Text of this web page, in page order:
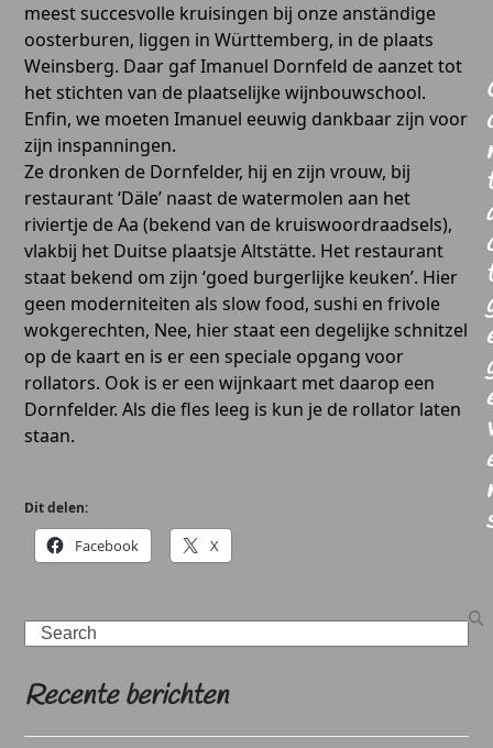
meest succesvolle kruisingen bij onze anständige
oosterburen, liggen in Württemberg, in de plaats
Weinsberg. Daar gaf Imanuel Dornfeld de aanzet tot
het stichten van de plaatselijke wijnbouwschool.
Enfin, we moeten Imanuel eeuwig dankbaar zijn voor
zijn inspanningen.
Ze dronken de Dornfelder, hij en zijn vrouw, bij
restaurant ‘Däle’ naast de watermolen aan het
riviertje de Aa (bekend van de kruiswoordraadsels),
vlakbij het Duitse plaatsje Altstätte. Het restaurant
staat bekend om zijn ‘goed burgerlijke keuken’. Hier
geen moderniteiten als slow food, sushi en frivole
wokgerechten, Nee, hier staat een degelijke schnitzel
op de kaart en is er een speciale opgang voor
rollators. Ook is er een wijnkaart met daarop een
Dornfelder. Als die fles leeg is kun je de rollator laten
staan.
Dit delen:
Facebook X
Search
Recente berichten
t
t